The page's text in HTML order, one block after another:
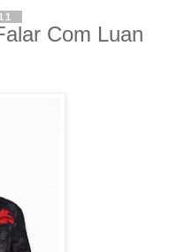
Com Luan